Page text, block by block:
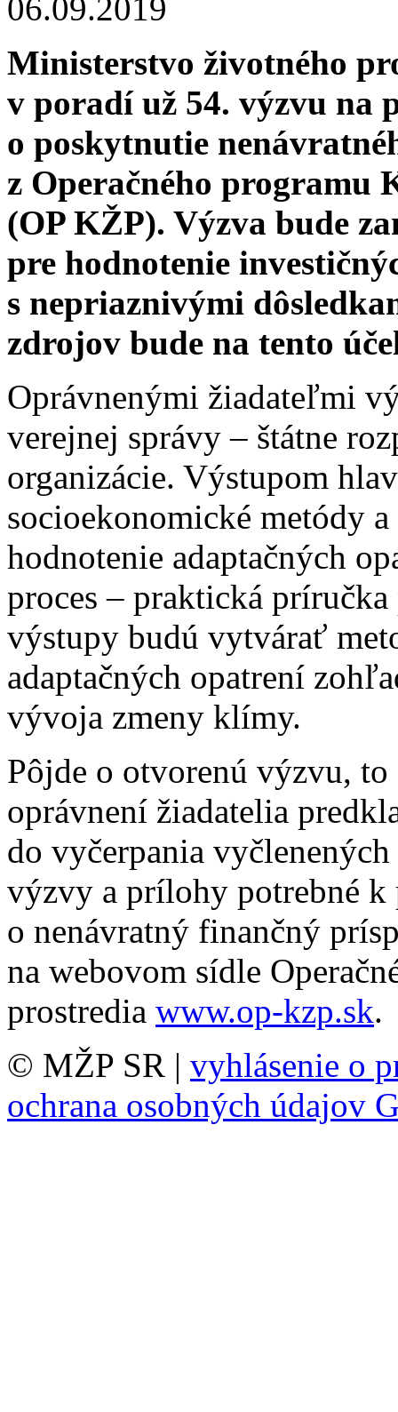
06.09.2019
Ministerstvo životného
v poradí už 54. výzvu na
o poskytnutie
z Operačného programu
(OP KŽP). Výzva bude
pre hodnotenie
s nepriaznivými
zdrojov bude na tento
Oprávnenými žiadateľmi
verejnej správy – štátne
organizácie. Výstupom
socioekonomické metódy
hodnotenie adaptačných
proces – praktická
výstupy budú vytvárať
adaptačných opatrení
vývoja zmeny klímy.
Pôjde o otvorenú výzvu,
oprávnení žiadatelia
do vyčerpania
výzvy a prílohy potrebné k
o nenávratný finančný
na webovom sídle
prostredia www.op-kzp.sk.
© MŽP SR | vyhlásenie o
ochrana osobných údajov